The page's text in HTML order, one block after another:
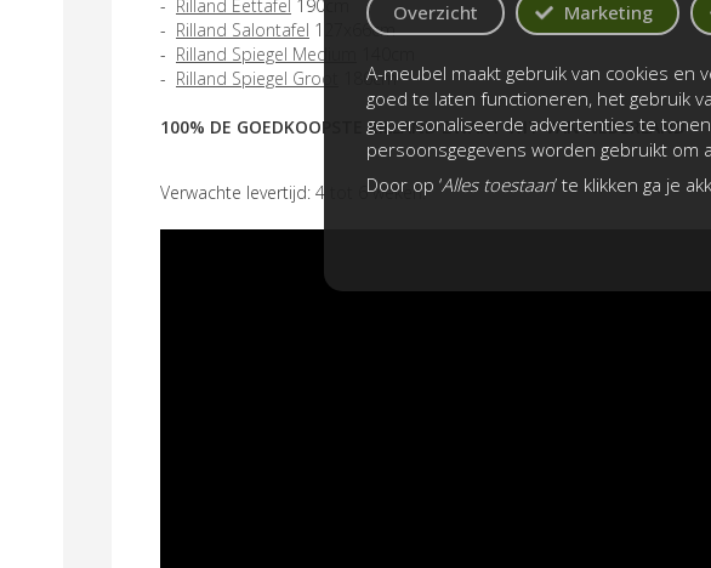
- Rilland Eettafel 190cm
- Rilland Salontafel 127x66cm
- Rilland Spiegel Medium
- Rilland Spiegel Groot 180cm
100% DE GOEDKOOPSTE RILLAND ZWART WIT VAN NEDERLAND
Verwachte levertijd: 4 tot 6 weken.
Overzicht Marketing
A-meubel maakt gebruik van cookies en
goed te laten functioneren, het gebruik
gepersonaliseerde advertenties te
persoonsgegevens worden gebruikt
Door op ‘Alles toestaan’ te klikken ga je